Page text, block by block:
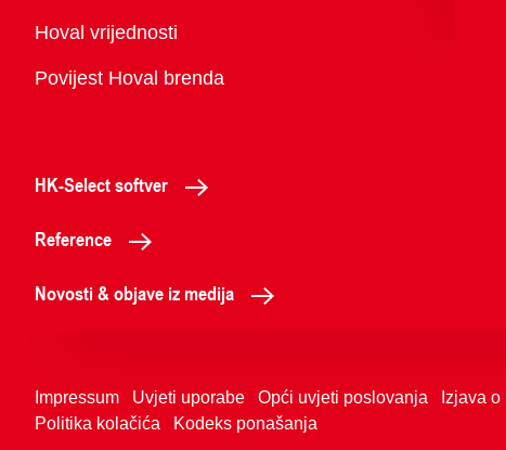
Hoval vrijednosti
Povijest Hoval brenda
HK-Select softver
Reference
Novosti & objave iz medija
Impressum Uvjeti uporabe Opći uvjeti poslovanja
Izjava
Politika kolačića
Kodeks ponašanja